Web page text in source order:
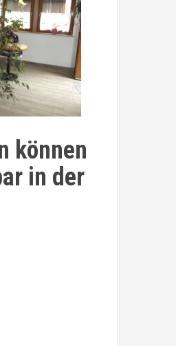
können
in der